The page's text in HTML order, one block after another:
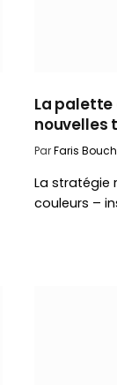
La palette
nouvelles
ParFaris
La stratégie
couleurs –